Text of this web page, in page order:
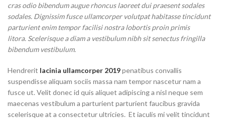
cras odio bibendum augue rhoncus laoreet dui praesent sodales
sodales. Dignissim fusce ullamcorper volutpat habitasse tincidunt
parturient enim tempor facilisi nostra lobortis proin primis
litora. Scelerisque a diam a vestibulum nibh sit senectus fringilla
bibendum vestibulum.
Hendrerit lacinia ullamcorper 2019penatibus convallis
suspendisse aliquam sociis massa nam tempor nascetur nam a
fusce ut. Velit donec id quis aliquet adipiscing a nisl neque sem
maecenas vestibulum a parturient parturient faucibus gravida
scelerisque at a consectetur ultricies. Et iaculis mi velit tincidunt